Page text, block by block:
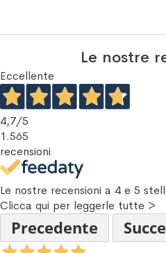
Le nostre
Eccellente
4,7/5
1.565
recensioni
Le nostre recensioni a 4 e 5
Clicca qui per leggerle tutte >
Precedente